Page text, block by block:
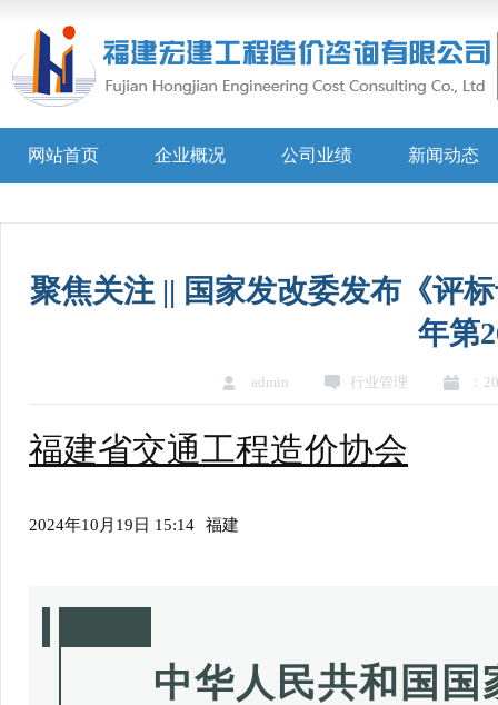
网站首页 企业概况 公司业绩 新闻动态
聚焦关注 || 国家发改委发布《评
年第
admin 行业管理 ：
福建省交通工程造价协会
2024年10月19日 15:14 福建
中华人民共和国